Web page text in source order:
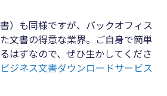
）も同様ですが、バックオフィス
文書の得意な業界。ご自身で簡単
はずなので、ぜひ生かしてくださ
ジネス文書ダウンロードサービス